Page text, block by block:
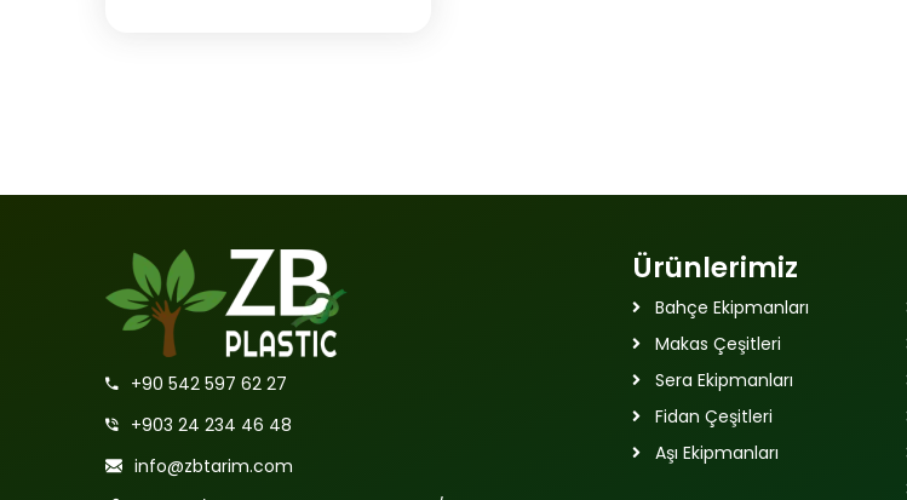
+90 542 597 62 27
+903 24 234 46 48
info@zbtarim.com
Ürünlerimiz
Bahçe Ekipmanları
Makas Çeşitleri
Sera Ekipmanları
Fidan Çeşitleri
Aşı Ekipmanları